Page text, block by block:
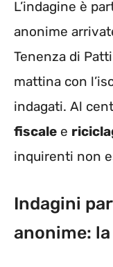
L’indagine è
anonime
Tenenza di
mattina con
indagati. Al
fiscale e
inquirenti non
Indagini
anonime: